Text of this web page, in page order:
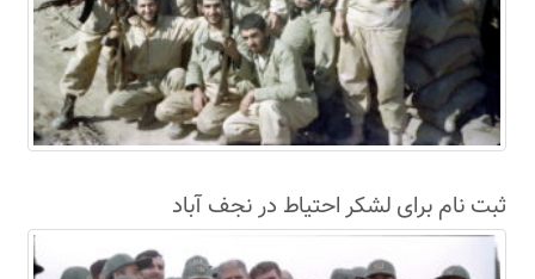
ثبت نام برای لشکر احتیاط در نجف آباد